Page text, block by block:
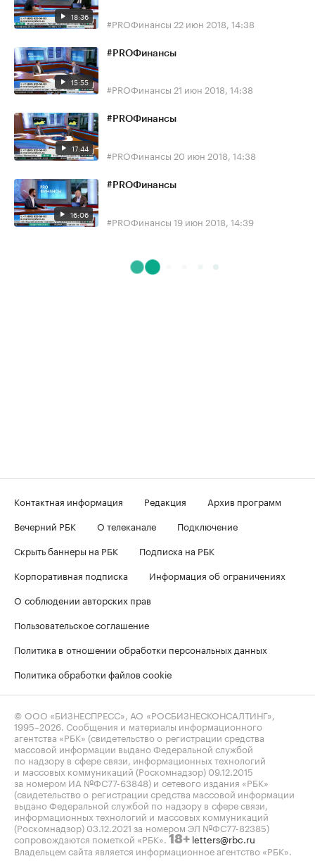
18:36 #PROФинансы 22 июн 2018, 14:38
15:55
#PROФинансы
#PROФинансы 21 июн 2018, 14:38
17:44
#PROФинансы
#PROФинансы 20 июн 2018, 14:38
16:06
#PROФинансы
#PROФинансы 19 июн 2018, 14:39
Контактная информация Редакция
Архив программ
Вечерний РБК
О телеканале
Подключение
Скрыть баннеры на РБК
Подписка на РБК
Корпоративная подписка
Информация об ограничениях
О соблюдении авторских прав
Пользовательское соглашение
Политика в отношении обработки персональных данных
Политика обработки файлов cookie
© ООО «БИЗНЕСПРЕСС», АО «РОСБИЗНЕСКОНСАЛТИНГ»,
1995–2026 . Сообщения и материалы информационного
агентства «РБК» (свидетельство о регистрации средства
массовой информации выдано Федеральной службой
по надзору в сфере связи, информационных технологий
и массовых коммуникаций (Роскомнадзор) 09.12.2015
за номером ИА №ФС77-63848) и сетевого издания «РБК»
(свидетельство о регистрации средства массовой информации
выдано Федеральной службой по надзору в сфере связи,
информационных технологий и массовых коммуникаций
(Роскомнадзор) 03.12.2021 за номером ЭЛ №ФС77-82385)
сопровождаются пометкой «РБК». 18+ letters@rbc.ru
Владельцем сайта является информационное агентство «РБК».